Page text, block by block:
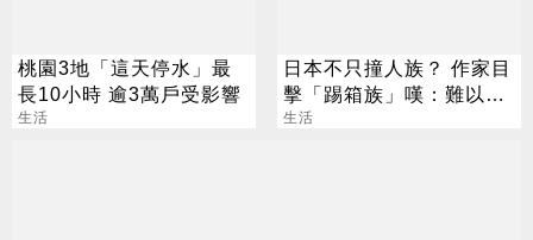
桃園3地「這天停水」最
長10小時 逾3萬戶受影響
生活
日本不只撞人族？ 作家目
擊「踢箱族」嘆：難以理
解
生活